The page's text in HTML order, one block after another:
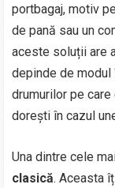
portbagaj, motiv
de pană sau un
aceste soluții are
depinde de
drumurilor pe
dorești în cazul
Una dintre cele
clasică. Aceasta